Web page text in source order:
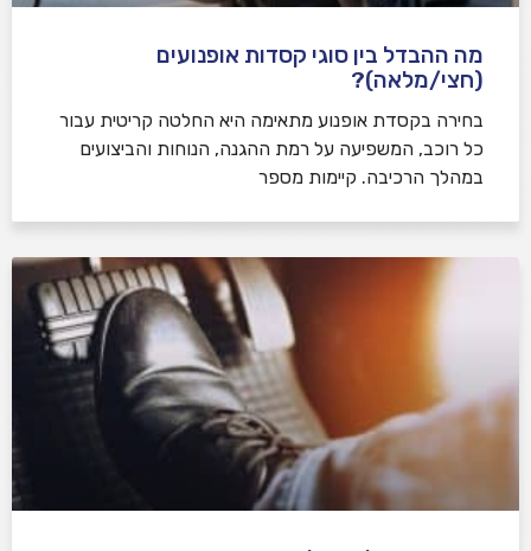
מה ההבדל בין סוגי קסדות אופנועים
(חצי/מלאה)?
בחירה בקסדת אופנוע מתאימה היא החלטה קריטית עבור
כל רוכב, המשפיעה על רמת ההגנה, הנוחות והביצועים
במהלך הרכיבה. קיימות מספר